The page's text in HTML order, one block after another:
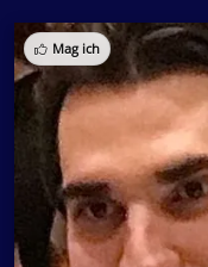
Mag ich